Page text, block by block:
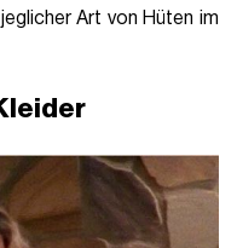
Art von Hüten im